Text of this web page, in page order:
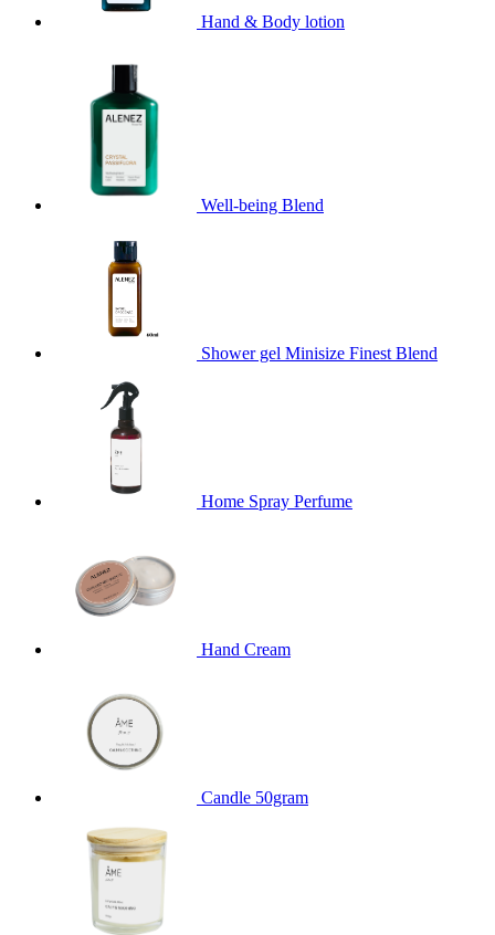
Hand & Body lotion
Well-being Blend
Shower gel Minisize Finest Blend
Home Spray Perfume
Hand Cream
Candle 50gram